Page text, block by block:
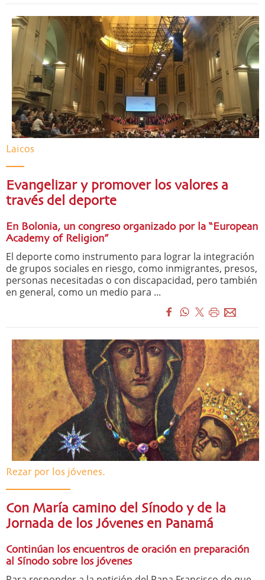
Laicos
Evangelizar y promover los valores a
través del deporte
En Bolonia, un congreso organizado por la “European
Academy of Religion”
El deporte como instrumento para lograr la integración
de grupos sociales en riesgo, como inmigrantes, presos,
personas necesitadas o con discapacidad, pero también
en general, como un medio para ...
Rezar por los jóvenes.
Con María camino del Sínodo y de la
Jornada de los Jóvenes en Panamá
Continúan los encuentros de oración en preparación
al Sínodo sobre los jóvenes